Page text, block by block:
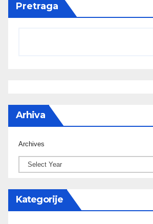
Pretraga
Arhiva
Archives
Kategorije